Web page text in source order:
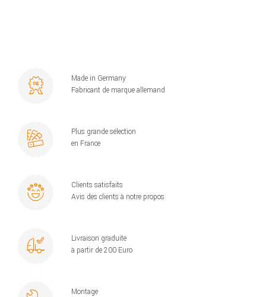
Made in Germany
Fabricant de marque allemand
Plus grande sélection
en France
Clients satisfaits
Avis des clients à notre propos
Livraison graduite
à partir de 200 Euro
Montage